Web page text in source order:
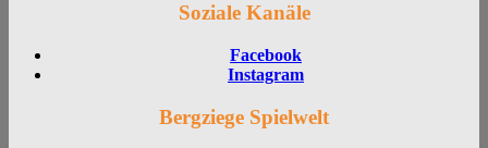
Soziale Kanäle
Facebook
Instagram
Bergziege Spielwelt